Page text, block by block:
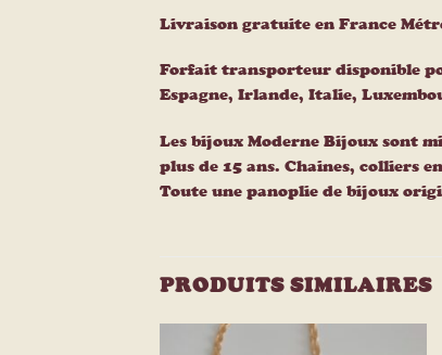
Livraison gratuite en France
Forfait transporteur disponible
Espagne, Irlande, Italie,
Les bijoux Moderne Bijoux sont
plus de 15 ans. Chaines, colliers
Toute une panoplie de bijoux
PRODUITS SIMILAIRES